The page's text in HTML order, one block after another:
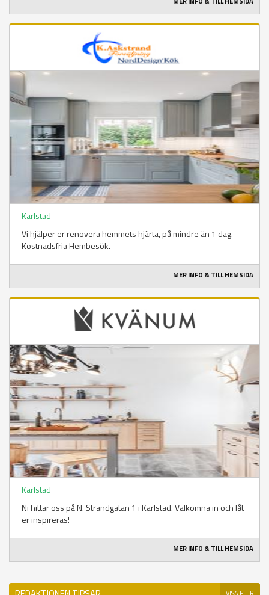
Karlstad
Vi hjälper er renovera hemmets hjärta, på mindre än 1 dag.
Kostnadsfria Hembesök.
MER INFO & TILL HEMSIDA
Karlstad
Ni hittar oss på N. Strandgatan 1 i Karlstad. Välkomna in och låt
er inspireras!
MER INFO & TILL HEMSIDA